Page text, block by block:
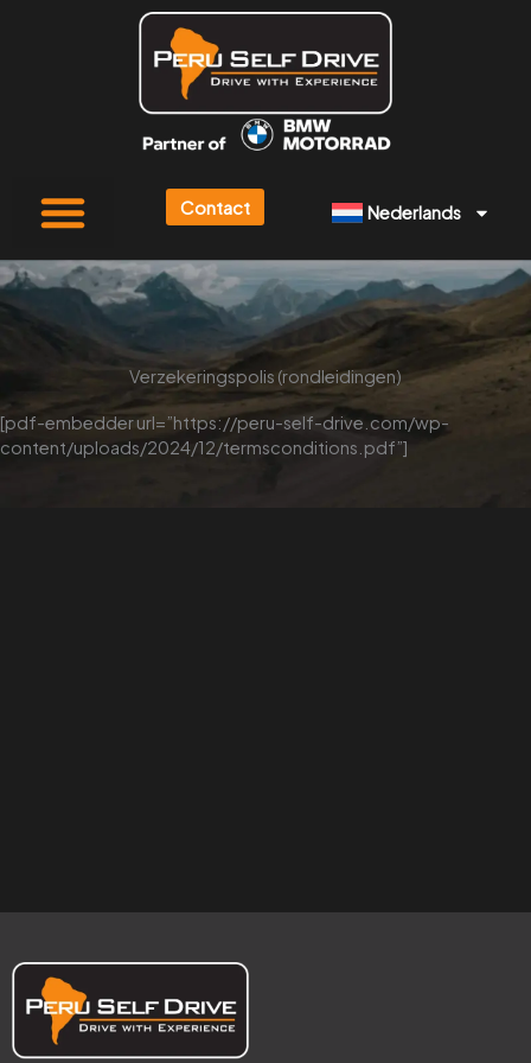
Contact Nederlands
Verzekeringspolis (rondleidingen)
[pdf-embedder url=”https://peru-self-drive.com/wp-
content/uploads/2024/12/termsconditions.pdf”]